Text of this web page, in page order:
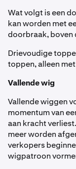
Wat volgt is een
kan worden met
doorbraak, boven
Drievoudige
toppen, alleen
Vallende wig
Vallende wiggen
momentum van
aan kracht
meer worden
verkopers
wigpatroon